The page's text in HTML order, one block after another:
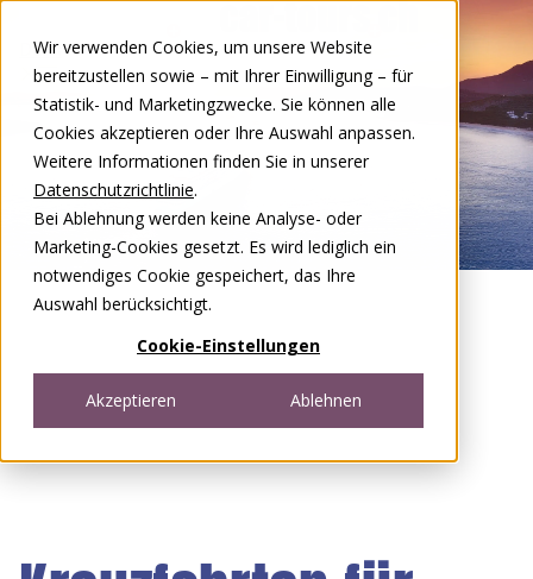
Wir verwenden Cookies, um unsere Website
bereitzustellen sowie – mit Ihrer Einwilligung – für
Statistik- und Marketingzwecke. Sie können alle
Cookies akzeptieren oder Ihre Auswahl anpassen.
Weitere Informationen finden Sie in unserer
Datenschutzrichtlinie.
Bei Ablehnung werden keine Analyse- oder
Marketing-Cookies gesetzt. Es wird lediglich ein
notwendiges Cookie gespeichert, das Ihre
Auswahl berücksichtigt.
Cookie-Einstellungen
Akzeptieren Ablehnen
DEFR
Open menu